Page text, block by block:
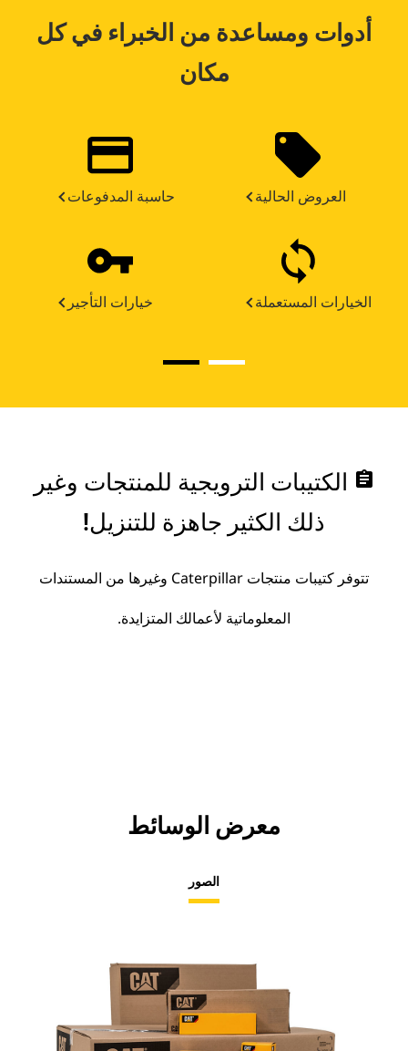
أدوات ومساعدة من الخبراء في كل
مكان
حاسبة المدفوعات العروض الحالية
خيارات التأجير الخيارات المستعملة
assignment الكتيبات الترويجية للمنتجات وغير
ذلك الكثير جاهزة للتنزيل!
تتوفر كتيبات منتجات Caterpillar وغيرها من المستندات
المعلوماتية لأعمالك المتزايدة.
معرض الوسائط
الصور